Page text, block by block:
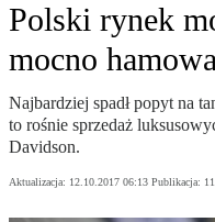
Polski rynek
mocno
Najbardziej spadł popyt na
to rośnie sprzedaż
Davidson.
Aktualizacja: 12.10.2017 06:13 Publikacja: